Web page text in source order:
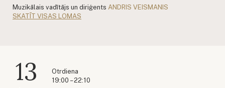
Muzikālais vadītājs un diriģents ANDRIS VEISMANIS
SKATĪT VISAS LOMAS
13
Otrdiena
19:00 – 22:10